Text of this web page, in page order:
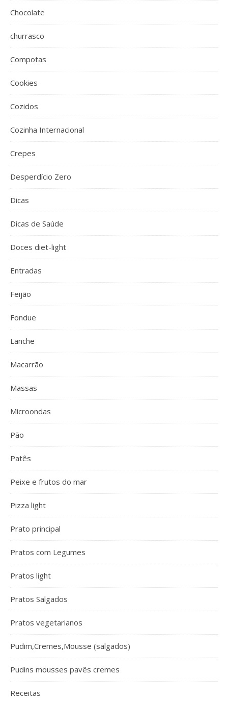
Chocolate
churrasco
Compotas
Cookies
Cozidos
Cozinha Internacional
Crepes
Desperdício Zero
Dicas
Dicas de Saúde
Doces diet-light
Entradas
Feijão
Fondue
Lanche
Macarrão
Massas
Microondas
Pão
Patês
Peixe e frutos do mar
Pizza light
Prato principal
Pratos com Legumes
Pratos light
Pratos Salgados
Pratos vegetarianos
Pudim,Cremes,Mousse (salgados)
Pudins mousses pavês cremes
Receitas